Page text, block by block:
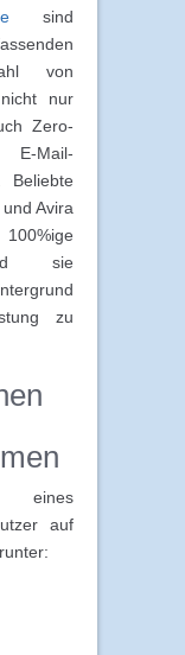
sind
von
nur
Zero-
E-Mail-
Beliebte
Avira
sie
zu
auf